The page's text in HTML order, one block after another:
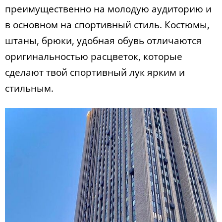
преимущественно на молодую аудиторию и
в основном на спортивный стиль. Костюмы,
штаны, брюки, удобная обувь отличаются
оригинальностью расцветок, которые
сделают твой спортивный лук ярким и
стильным.